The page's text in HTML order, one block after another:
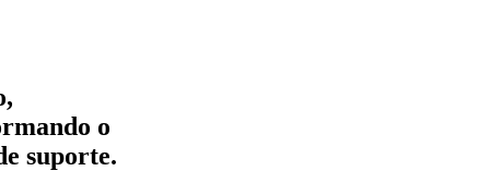
o
suporte.